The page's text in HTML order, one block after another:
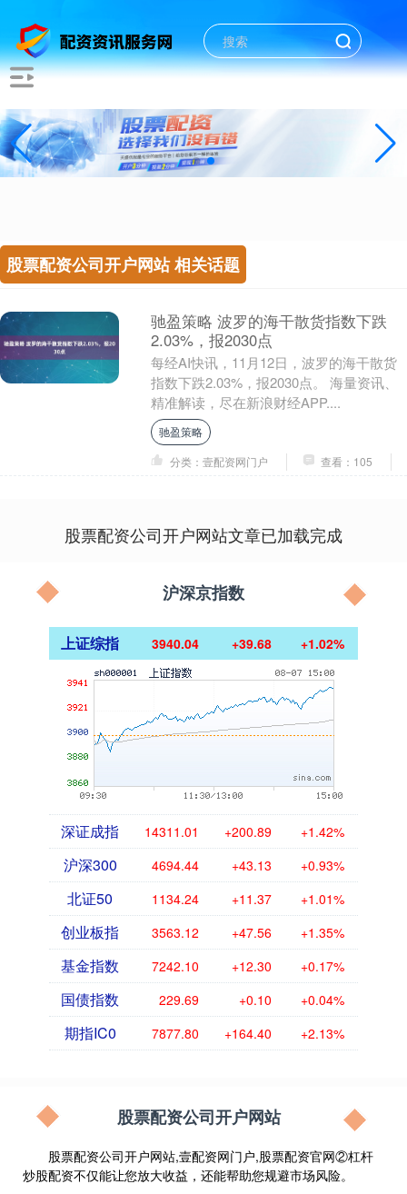
股票配资公司开户网站 相关话题
驰盈策略 波罗的海干散货指数下跌
2.03%，报2030点
每经AI快讯，11月12日，波罗的海干散货
指数下跌2.03%，报2030点。 海量资讯、
精准解读，尽在新浪财经APP....
驰盈策略
分类：壹配资网门户
查看：105
股票配资公司开户网站文章已加载完成
沪深京指数
上证综指 3940.04 +39.68 +1.02%
深证成指 14311.01 +200.89 +1.42%
沪深300 4694.44 +43.13 +0.93%
北证50 1134.24 +11.37 +1.01%
创业板指 3563.12 +47.56 +1.35%
基金指数 7242.10 +12.30 +0.17%
国债指数 229.69 +0.10 +0.04%
期指IC0 7877.80 +164.40 +2.13%
股票配资公司开户网站
股票配资公司开户网站,壹配资网门户,股票配资官网②杠杆
炒股配资不仅能让您放大收益，还能帮助您规避市场风险。